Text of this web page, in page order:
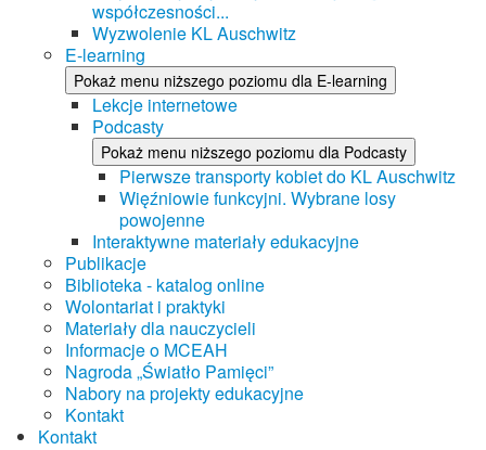
współczesności...
Wyzwolenie KL Auschwitz
E-learning
Pokaż menu niższego poziomu dla E-learning
Lekcje internetowe
Podcasty
Pokaż menu niższego poziomu dla Podcasty
Pierwsze transporty kobiet do KL Auschwitz
Więźniowie funkcyjni. Wybrane losy
powojenne
Interaktywne materiały edukacyjne
Publikacje
Biblioteka - katalog online
Wolontariat i praktyki
Materiały dla nauczycieli
Informacje o MCEAH
Nagroda „Światło Pamięci”
Nabory na projekty edukacyjne
Kontakt
Kontakt